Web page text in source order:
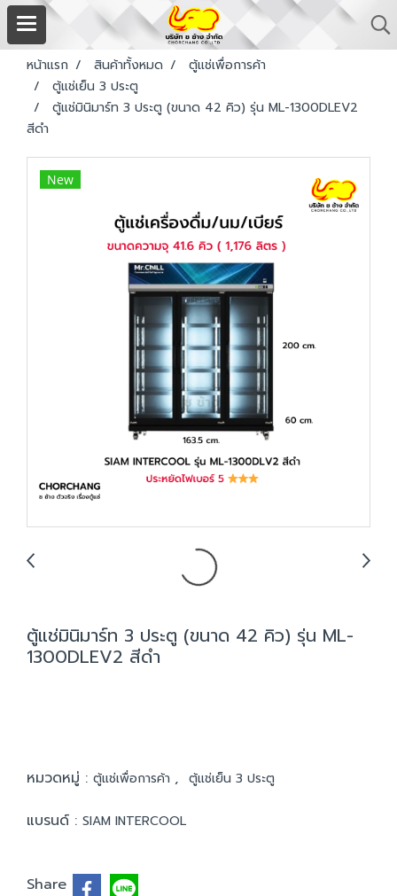
หน้าแรก สินค้าทั้งหมด
ตู้แช่เพื่อการค้า
ตู้แช่เย็น 3 ประตู
ตู้แช่มินิมาร์ท 3 ประตู (ขนาด 42 คิว) รุ่น ML-1300DLEV2
สีดำ
New
ตู้แช่มินิมาร์ท 3 ประตู (ขนาด 42 คิว) รุ่น ML-
1300DLEV2 สีดำ
หมวดหมู่ : ตู้แช่เพื่อการค้า , ตู้แช่เย็น 3 ประตู
แบรนด์ : SIAM INTERCOOL
Share